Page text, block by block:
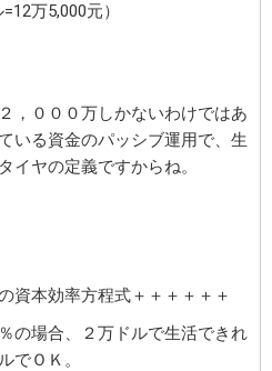
万5,000元）
，０００万しかないわけではあ
いる資金のパッシブ運用で、生
イヤの定義ですからね。
資本効率方程式＋＋＋＋＋＋
の場合、２万ドルで生活できれ
でＯＫ。